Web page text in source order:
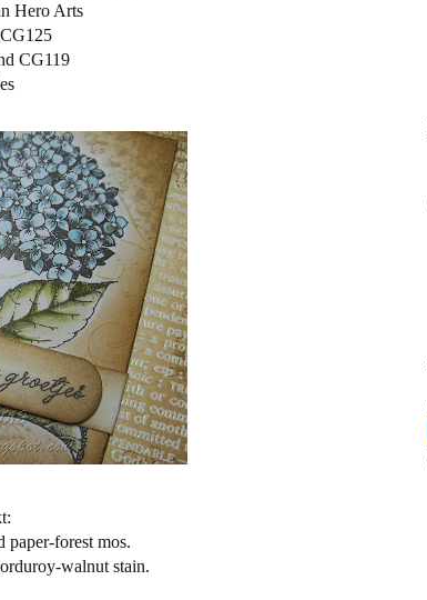
Hero Arts
CG119
paper-forest mos.
walnut stain.